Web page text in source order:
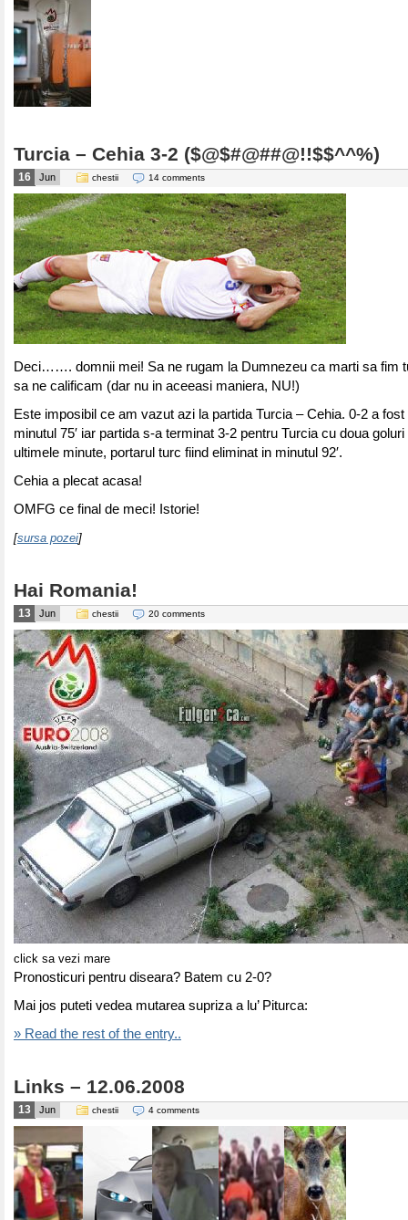
Turcia – Cehia 3-2 ($@$#@##@!!$$^^%)
16 Jun chestii 14 comments
Deci……. domnii mei! Sa ne rugam la Dumnezeu ca marti sa fim
sa ne calificam (dar nu in aceeasi maniera, NU!)
Este imposibil ce am vazut azi la partida Turcia – Cehia. 0-2 a
minutul 75′ iar partida s-a terminat 3-2 pentru Turcia cu doua
ultimele minute, portarul turc fiind eliminat in minutul 92′.
Cehia a plecat acasa!
OMFG ce final de meci! Istorie!
[sursa pozei]
Hai Romania!
13 Jun chestii 20 comments
click sa vezi mare
Pronosticuri pentru diseara? Batem cu 2-0?
Mai jos puteti vedea mutarea supriza a lu’ Piturca:
» Read the rest of the entry..
Links – 12.06.2008
13 Jun chestii 4 comments